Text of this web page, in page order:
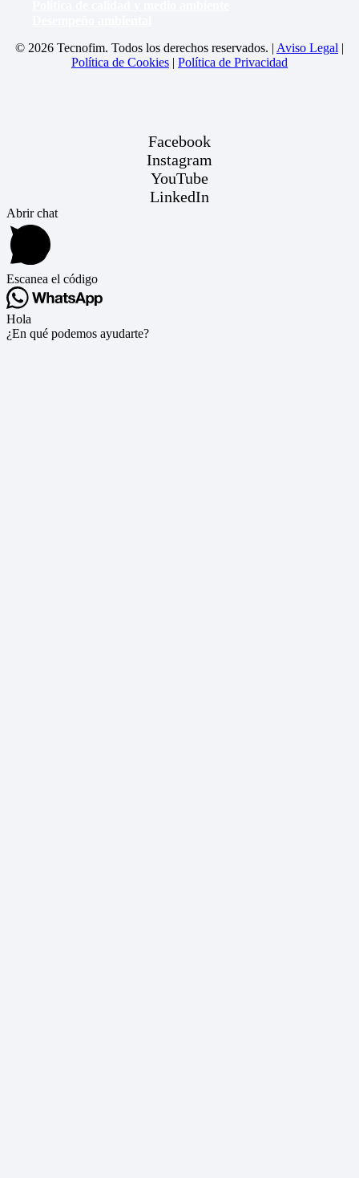
© 2026 Tecnofim. Todos los derechos reservados. | Aviso Legal |
Política de Cookies | Política de Privacidad
Facebook
Instagram
YouTube
LinkedIn
Abrir chat
Escanea el código
Hola
¿En qué podemos ayudarte?